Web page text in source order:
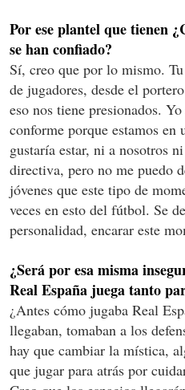
Por ese plantel que tienen
se han confiado?
Sí, creo que por lo mismo.
de jugadores, desde el
eso nos tiene presionados.
conforme porque estamos en
gustaría estar, ni a nosotros
directiva, pero no me puedo
jóvenes que este tipo de
veces en esto del fútbol. Se
personalidad, encarar este
¿Será por esa misma
Real España juega tanto
¿Antes cómo jugaba Real
llegaban, tomaban a los
hay que cambiar la mística,
que jugar para atrás por